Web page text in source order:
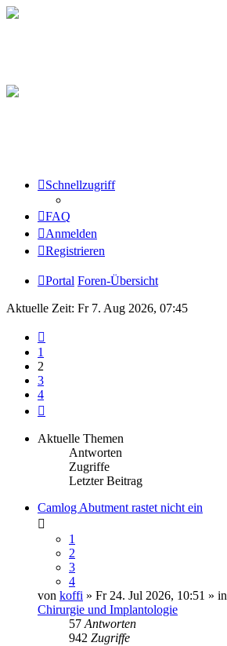
Schnellzugriff
FAQ
Anmelden
Registrieren
Portal Foren-Übersicht
Aktuelle Zeit: Fr 7. Aug 2026, 07:45
1
2
3
4
Aktuelle Themen
Antworten
Zugriffe
Letzter Beitrag
Camlog Abutment rastet nicht ein
1
2
3
4
von koffi » Fr 24. Jul 2026, 10:51 » in
Chirurgie und Implantologie
57 Antworten
942 Zugriffe